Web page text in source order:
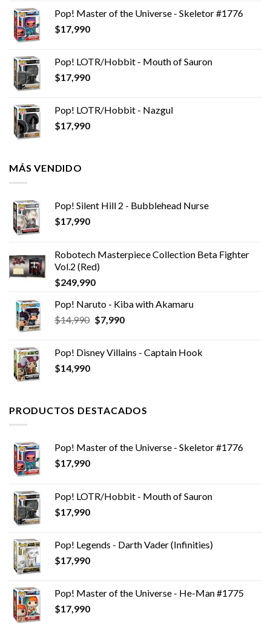
Pop! Master of the Universe - Skeletor #1776
$17,990
Pop! LOTR/Hobbit - Mouth of Sauron
$17,990
Pop! LOTR/Hobbit - Nazgul
$17,990
MÁS VENDIDO
Pop! Silent Hill 2 - Bubblehead Nurse
$17,990
Robotech Masterpiece Collection Beta Fighter
Vol.2 (Red)
$249,990
Pop! Naruto - Kiba with Akamaru
$14,990 El
era:
$7,990El
es:
Pop! Disney Villains - Captain Hook
$14,990
PRODUCTOS DESTACADOS
Pop! Master of the Universe - Skeletor #1776
$17,990
Pop! LOTR/Hobbit - Mouth of Sauron
$17,990
Pop! Legends - Darth Vader (Infinities)
$17,990
Pop! Master of the Universe - He-Man #1775
$17,990